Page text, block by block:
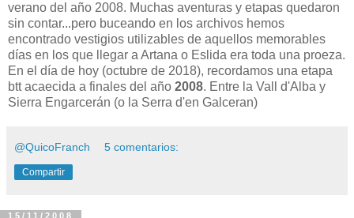
verano del año 2008. Muchas aventuras y etapas quedaron
sin contar...pero buceando en los archivos hemos
encontrado vestigios utilizables de aquellos memorables
días en los que llegar a Artana o Eslida era toda una proeza.
En el día de hoy (octubre de 2018), recordamos una etapa
btt acaecida a finales del año 2008. Entre la Vall d'Alba y
Sierra Engarcerán (o la Serra d'en Galceran)
@QuicoFranch 5 comentarios:
Compartir
15/11/2008